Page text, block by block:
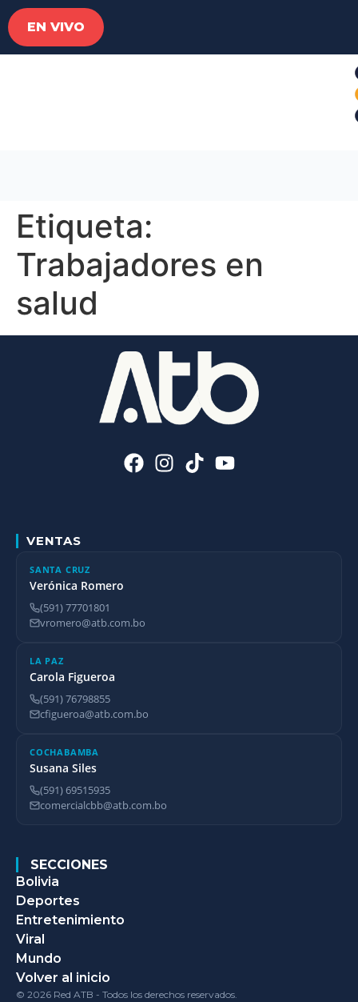
EN VIVO
Etiqueta:
Trabajadores en
salud
VENTAS
SANTA CRUZ
Verónica Romero
(591) 77701801
vromero@atb.com.bo
LA PAZ
Carola Figueroa
(591) 76798855
cfigueroa@atb.com.bo
COCHABAMBA
Susana Siles
(591) 69515935
comercialcbb@atb.com.bo
SECCIONES
Bolivia
Deportes
Entretenimiento
Viral
Mundo
Volver al inicio
© 2026 Red ATB - Todos los derechos reservados.